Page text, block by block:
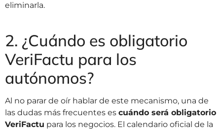
eliminarla.
2. ¿Cuándo es obligatorio
VeriFactu para los
autónomos?
Al no parar de oír hablar de este mecanismo, una de
las dudas más frecuentes es cuándo será obligatorio
VeriFactu para los negocios. El calendario oficial de la